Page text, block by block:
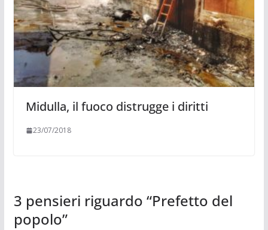
Midulla, il fuoco distrugge i diritti
23/07/2018
3 pensieri riguardo “Prefetto del
popolo”